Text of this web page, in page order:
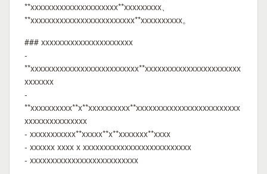
**xxxxxxxxxxxxxxxxxxxxx**xxxxxxxxx、
**xxxxxxxxxxxxxxxxxxxxxxxxx**xxxxxxxxxx。
### xxxxxxxxxxxxxxxxxxxxxx
-
**xxxxxxxxxxxxxxxxxxxxxxxxxx**xxxxxxxxxxxxxxxxxxxxxxx
xxxxxxx
-
**xxxxxxxxxx**x**xxxxxxxxxx**xxxxxxxxxxxxxxxxxxxxxxxxx
xxxxxxxxxxxxxxx
- xxxxxxxxxxx**xxxxx**x**xxxxxxx**xxxx
- xxxxxx xxxx x xxxxxxxxxxxxxxxxxxxxxxxxxx
- xxxxxxxxxxxxxxxxxxxxxxxxxx